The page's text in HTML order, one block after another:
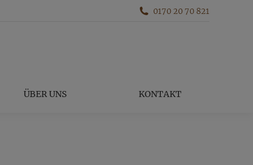
0170 20 70 821
ÜBER UNS KONTAKT